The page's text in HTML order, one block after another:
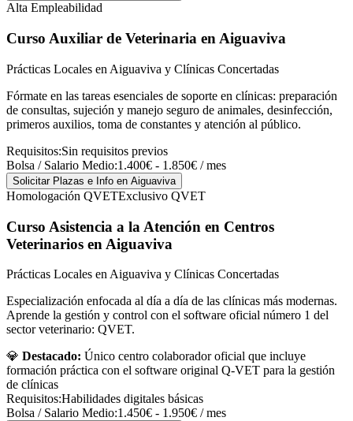
Alta Empleabilidad
Curso Auxiliar de Veterinaria en Aiguaviva
Prácticas Locales en Aiguaviva y Clínicas Concertadas
Fórmate en las tareas esenciales de soporte en clínicas: preparación
de consultas, sujeción y manejo seguro de animales, desinfección,
primeros auxilios, toma de constantes y atención al público.
Requisitos:Sin requisitos previos
Bolsa / Salario Medio:1.400€ - 1.850€ / mes
Solicitar Plazas e Info en Aiguaviva
Homologación QVETExclusivo QVET
Curso Asistencia a la Atención en Centros
Veterinarios en Aiguaviva
Prácticas Locales en Aiguaviva y Clínicas Concertadas
Especialización enfocada al día a día de las clínicas más modernas.
Aprende la gestión y control con el software oficial número 1 del
sector veterinario: QVET.
💎 Destacado: Único centro colaborador oficial que incluye
formación práctica con el software original Q-VET para la gestión
de clínicas
Requisitos:Habilidades digitales básicas
Bolsa / Salario Medio:1.450€ - 1.950€ / mes